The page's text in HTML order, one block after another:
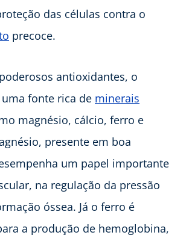
das células contra o
precoce.
antioxidantes, o
fonte rica de minerais
magnésio, cálcio, ferro e
presente em boa
um papel importante
na regulação da pressão
óssea. Já o ferro é
a produção de hemoglobina,